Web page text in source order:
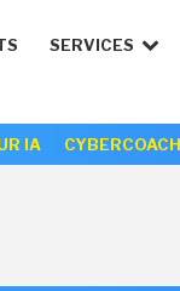
SERVICES
IA CYBERCOACH